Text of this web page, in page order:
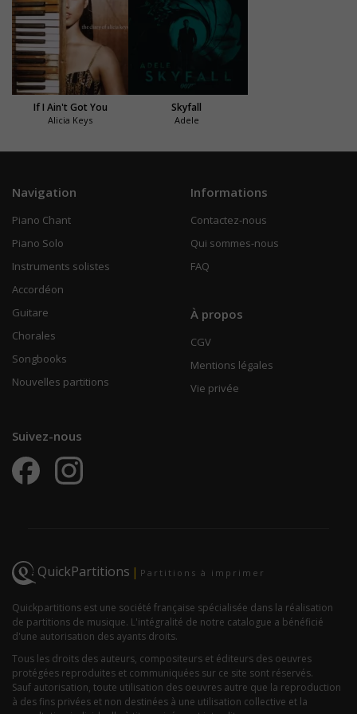
If I Ain't Got You
Alicia Keys
Skyfall
Adele
Navigation
Piano Chant
Piano Solo
Instruments solistes
Accordéon
Guitare
Chorales
Songbooks
Nouvelles partitions
Informations
Contactez-nous
Qui sommes-nous
FAQ
À propos
CGV
Mentions légales
Vie privée
Suivez-nous
QuickPartitions | Partitions à imprimer
Quickpartitions est une société française spécialisée dans la réalisation
de partitions de musique. L'intégralité de notre catalogue a bénéficié
d'une autorisation des ayants droits.
Tous les droits des auteurs, compositeurs et éditeurs des oeuvres
protégées reproduites et communiquées sur ce site sont réservés.
Sauf autorisation, toute utilisation des oeuvres autre que la reproduction
à des fins privées et non destinées à une utilisation collective et la